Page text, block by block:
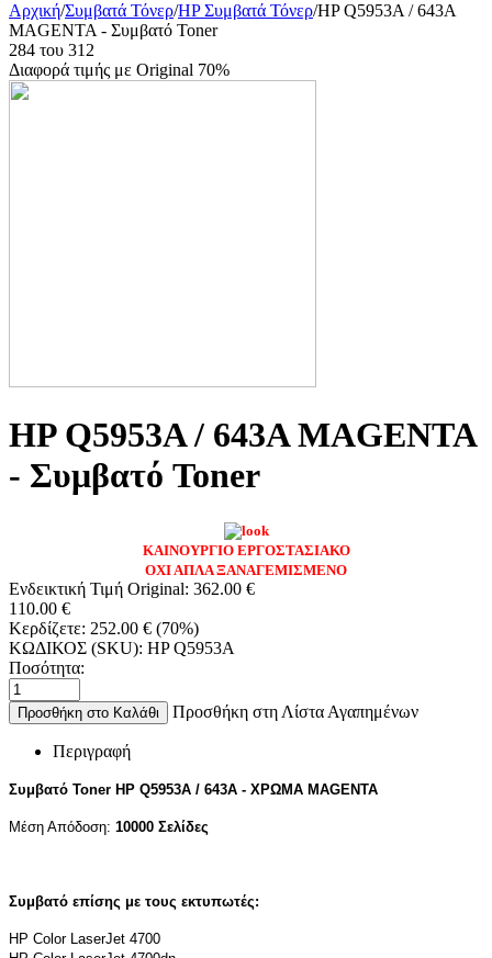
Αρχική/Συμβατά Τόνερ/HP Συμβατά Τόνερ/HP Q5953A / 643A
MAGENTA - Συμβατό Toner
284 του 312
Διαφορά τιμής με Original 70%
HP Q5953A / 643A MAGENTA
- Συμβατό Toner
ΚΑΙΝΟΥΡΓΙΟ ΕΡΓΟΣΤΑΣΙΑΚΟ
ΟΧΙ ΑΠΛΑ ΞΑΝΑΓΕΜΙΣΜΕΝΟ
Ενδεικτική Τιμή Original: 362.00 €
110.00 €
Κερδίζετε: 252.00 € (70%)
ΚΩΔΙΚΟΣ (SKU): HP Q5953A
Ποσότητα:
Προσθήκη στο Καλάθι Προσθήκη στη Λίστα Αγαπημένων
Περιγραφή
Συμβατό Toner HP Q5953A / 643A - ΧΡΩΜΑ MAGENTA
Μέση Απόδοση: 10000 Σελίδες
Συμβατό επίσης με τους εκτυπωτές:
HP Color LaserJet 4700